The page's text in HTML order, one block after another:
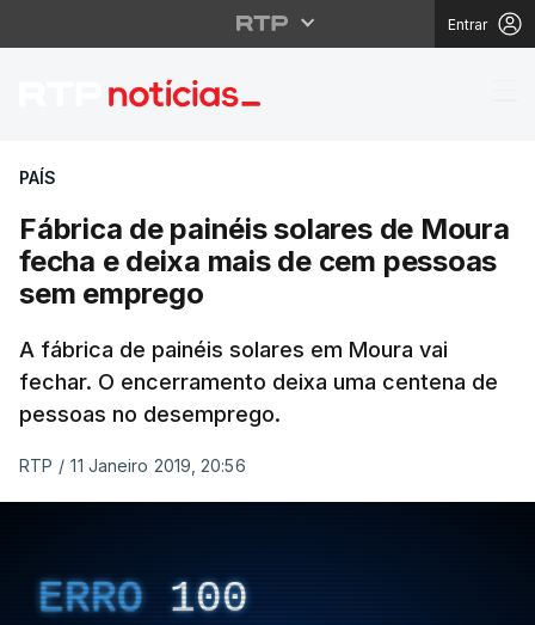
Entrar
Fábrica de painéis
PAÍS
Fábrica de painéis solares de Moura
fecha e deixa mais de cem pessoas
sem emprego
A fábrica de painéis solares em Moura vai
fechar. O encerramento deixa uma centena de
pessoas no desemprego.
RTP / 11 Janeiro 2019, 20:56
ERRO 100